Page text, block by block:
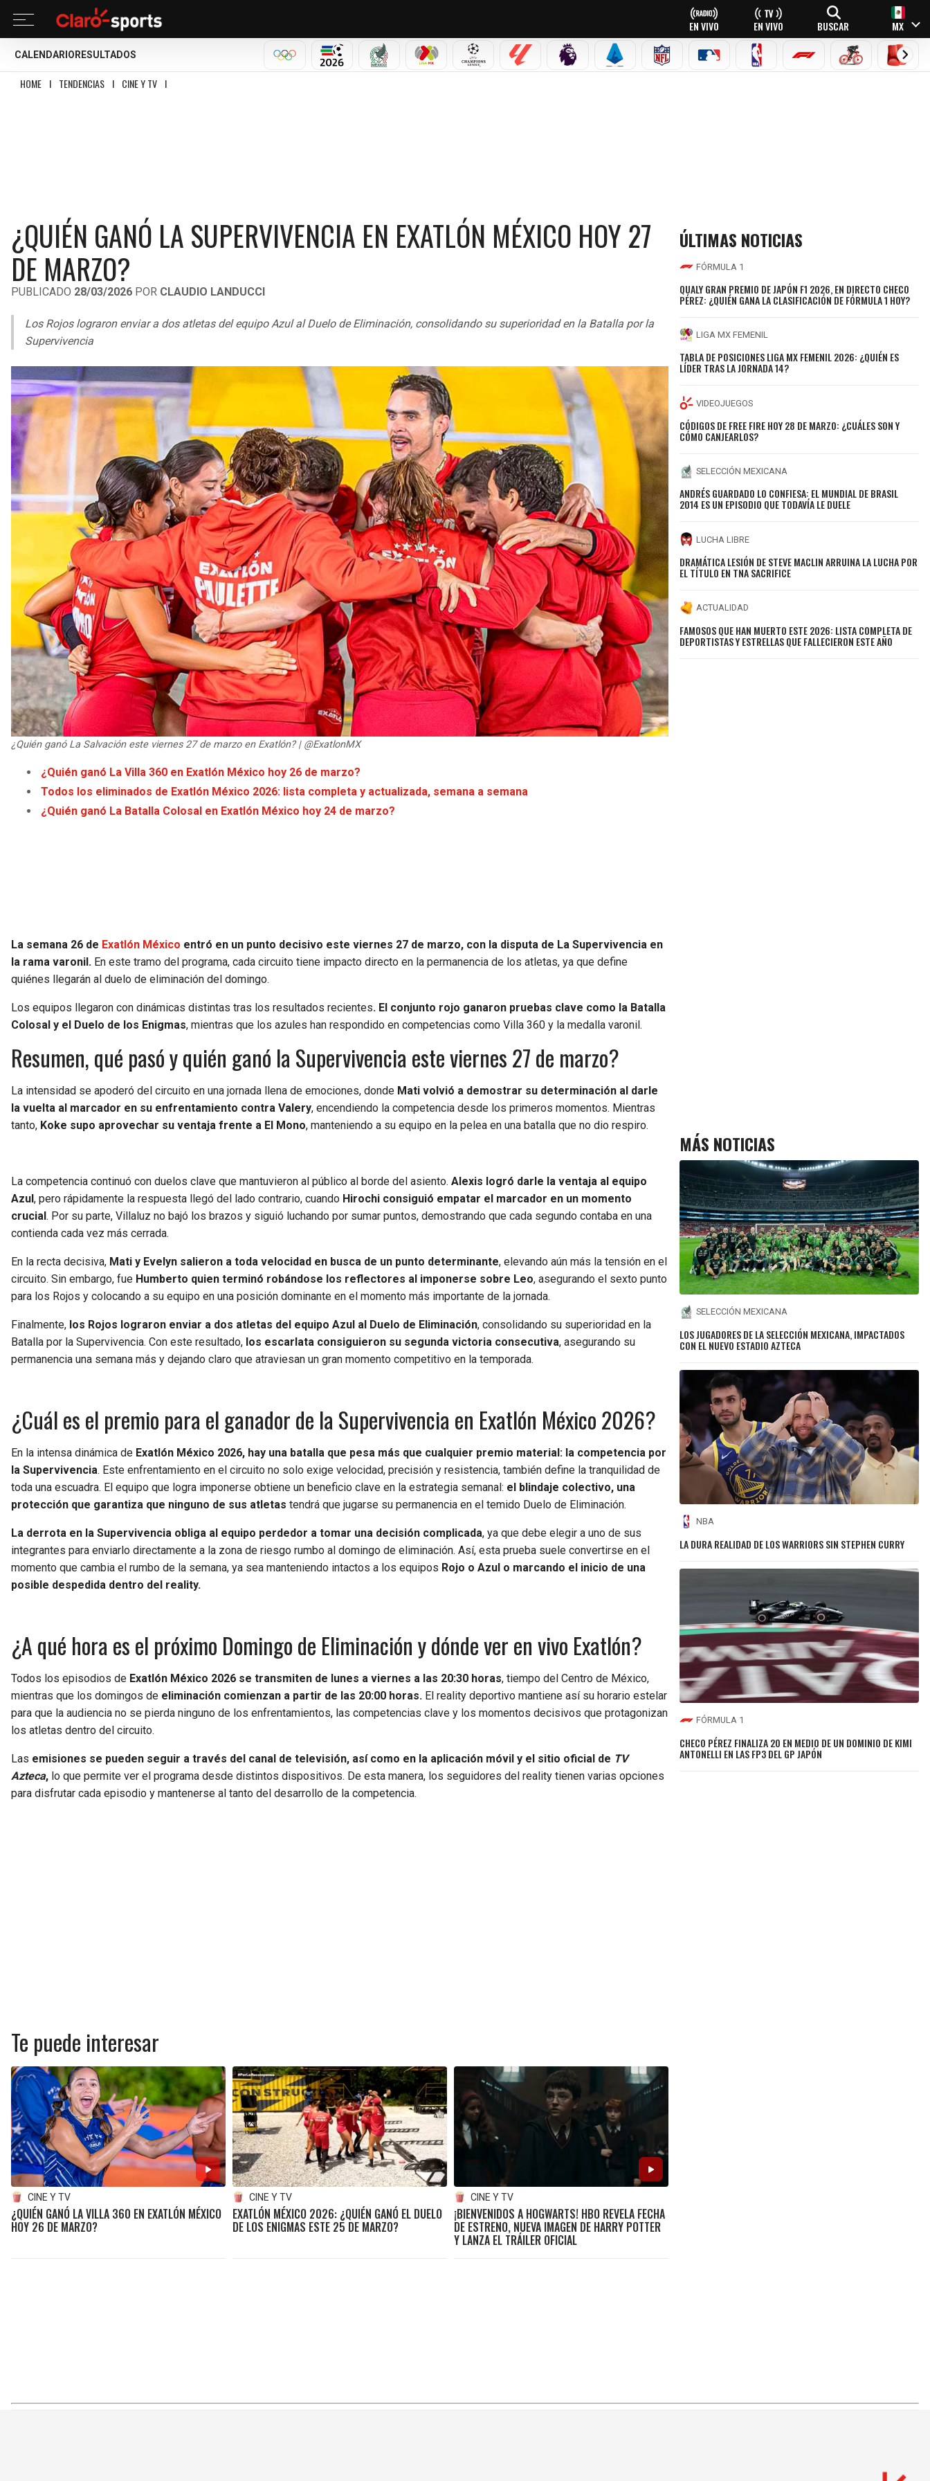
EN VIVO EN VIVO BUSCAR MX
CALENDARIO RESULTADOS
OLÍMPICOSMUNDIAL 2026SELECCIÓN MEXICANA
LIGA MX CHAMPIONS LEAGUE
LALIGA PREMIER LEAGUE
SERIE A NFL MLB NBA FÓRMULA 1CICLISMOBOXEO
HOME I TENDENCIAS I CINE Y TV I
¿QUIÉN GANÓ LA SUPERVIVENCIA EN EXATLÓN MÉXICO HOY 27
DE MARZO?
PUBLICADO 28/03/2026 POR CLAUDIO LANDUCCI
Los Rojos lograron enviar a dos atletas del equipo Azul al Duelo de Eliminación, consolidando su superioridad en la Batalla por la
Supervivencia
¿Quién ganó La Salvación este viernes 27 de marzo en Exatlón? | @ExatlonMX
¿Quién ganó La Villa 360 en Exatlón México hoy 26 de marzo?
Todos los eliminados de Exatlón México 2026: lista completa y actualizada, semana a semana
¿Quién ganó La Batalla Colosal en Exatlón México hoy 24 de marzo?
La semana 26 de Exatlón México entró en un punto decisivo este viernes 27 de marzo, con la disputa de La Supervivencia en
la rama varonil. En este tramo del programa, cada circuito tiene impacto directo en la permanencia de los atletas, ya que define
quiénes llegarán al duelo de eliminación del domingo.
Los equipos llegaron con dinámicas distintas tras los resultados recientes. El conjunto rojo ganaron pruebas clave como la Batalla
Colosal y el Duelo de los Enigmas, mientras que los azules han respondido en competencias como Villa 360 y la medalla varonil.
Resumen, qué pasó y quién ganó la Supervivencia este viernes 27 de marzo?
La intensidad se apoderó del circuito en una jornada llena de emociones, donde Mati volvió a demostrar su determinación al darle
la vuelta al marcador en su enfrentamiento contra Valery, encendiendo la competencia desde los primeros momentos. Mientras
tanto, Koke supo aprovechar su ventaja frente a El Mono, manteniendo a su equipo en la pelea en una batalla que no dio respiro.
La competencia continuó con duelos clave que mantuvieron al público al borde del asiento. Alexis logró darle la ventaja al equipo
Azul, pero rápidamente la respuesta llegó del lado contrario, cuando Hirochi consiguió empatar el marcador en un momento
crucial. Por su parte, Villaluz no bajó los brazos y siguió luchando por sumar puntos, demostrando que cada segundo contaba en una
contienda cada vez más cerrada.
En la recta decisiva, Mati y Evelyn salieron a toda velocidad en busca de un punto determinante, elevando aún más la tensión en el
circuito. Sin embargo, fue Humberto quien terminó robándose los reflectores al imponerse sobre Leo, asegurando el sexto punto
para los Rojos y colocando a su equipo en una posición dominante en el momento más importante de la jornada.
Finalmente, los Rojos lograron enviar a dos atletas del equipo Azul al Duelo de Eliminación, consolidando su superioridad en la
Batalla por la Supervivencia. Con este resultado, los escarlata consiguieron su segunda victoria consecutiva, asegurando su
permanencia una semana más y dejando claro que atraviesan un gran momento competitivo en la temporada.
¿Cuál es el premio para el ganador de la Supervivencia en Exatlón México 2026?
En la intensa dinámica de Exatlón México 2026, hay una batalla que pesa más que cualquier premio material: la competencia por
la Supervivencia. Este enfrentamiento en el circuito no solo exige velocidad, precisión y resistencia, también define la tranquilidad de
toda una escuadra. El equipo que logra imponerse obtiene un beneficio clave en la estrategia semanal: el blindaje colectivo, una
protección que garantiza que ninguno de sus atletas tendrá que jugarse su permanencia en el temido Duelo de Eliminación.
La derrota en la Supervivencia obliga al equipo perdedor a tomar una decisión complicada, ya que debe elegir a uno de sus
integrantes para enviarlo directamente a la zona de riesgo rumbo al domingo de eliminación. Así, esta prueba suele convertirse en el
momento que cambia el rumbo de la semana, ya sea manteniendo intactos a los equipos Rojo o Azul o marcando el inicio de una
posible despedida dentro del reality.
¿A qué hora es el próximo Domingo de Eliminación y dónde ver en vivo Exatlón?
Todos los episodios de Exatlón México 2026 se transmiten de lunes a viernes a las 20:30 horas, tiempo del Centro de México,
mientras que los domingos de eliminación comienzan a partir de las 20:00 horas. El reality deportivo mantiene así su horario estelar
para que la audiencia no se pierda ninguno de los enfrentamientos, las competencias clave y los momentos decisivos que protagonizan
los atletas dentro del circuito.
Las emisiones se pueden seguir a través del canal de televisión, así como en la aplicación móvil y el sitio oficial de TV
Azteca, lo que permite ver el programa desde distintos dispositivos. De esta manera, los seguidores del reality tienen varias opciones
para disfrutar cada episodio y mantenerse al tanto del desarrollo de la competencia.
Te puede interesar
CINE Y TV
¿QUIÉN GANÓ LA VILLA 360 EN EXATLÓN MÉXICO
HOY 26 DE MARZO?
CINE Y TV
EXATLÓN MÉXICO 2026: ¿QUIÉN GANÓ EL DUELO
DE LOS ENIGMAS ESTE 25 DE MARZO?
CINE Y TV
¡BIENVENIDOS A HOGWARTS! HBO REVELA FECHA
DE ESTRENO, NUEVA IMAGEN DE HARRY POTTER
Y LANZA EL TRÁILER OFICIAL
ÚLTIMAS NOTICIAS
FÓRMULA 1
QUALY GRAN PREMIO DE JAPÓN F1 2026, EN DIRECTO CHECO
PÉREZ: ¿QUIÉN GANA LA CLASIFICACIÓN DE FÓRMULA 1 HOY?
LIGA MX FEMENIL
TABLA DE POSICIONES LIGA MX FEMENIL 2026: ¿QUIÉN ES
LÍDER TRAS LA JORNADA 14?
VIDEOJUEGOS
CÓDIGOS DE FREE FIRE HOY 28 DE MARZO: ¿CUÁLES SON Y
CÓMO CANJEARLOS?
SELECCIÓN MEXICANA
ANDRÉS GUARDADO LO CONFIESA: EL MUNDIAL DE BRASIL
2014 ES UN EPISODIO QUE TODAVÍA LE DUELE
LUCHA LIBRE
DRAMÁTICA LESIÓN DE STEVE MACLIN ARRUINA LA LUCHA POR
EL TÍTULO EN TNA SACRIFICE
ACTUALIDAD
FAMOSOS QUE HAN MUERTO ESTE 2026: LISTA COMPLETA DE
DEPORTISTAS Y ESTRELLAS QUE FALLECIERON ESTE AÑO
MÁS NOTICIAS
SELECCIÓN MEXICANA
LOS JUGADORES DE LA SELECCIÓN MEXICANA, IMPACTADOS
CON EL NUEVO ESTADIO AZTECA
NBA
LA DURA REALIDAD DE LOS WARRIORS SIN STEPHEN CURRY
FÓRMULA 1
CHECO PÉREZ FINALIZA 20 EN MEDIO DE UN DOMINIO DE KIMI
ANTONELLI EN LAS FP3 DEL GP JAPÓN